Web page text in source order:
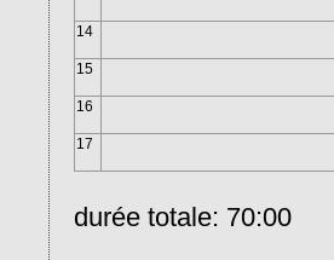
14
15
16
17
durée totale: 70:00